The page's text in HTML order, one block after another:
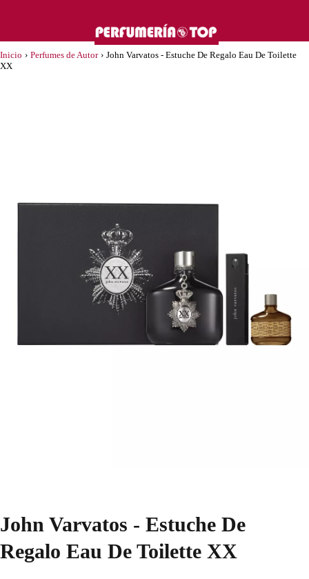
Inicio › Perfumes de Autor › John Varvatos - Estuche De Regalo Eau De Toilette
XX
John Varvatos - Estuche De
Regalo Eau De Toilette XX